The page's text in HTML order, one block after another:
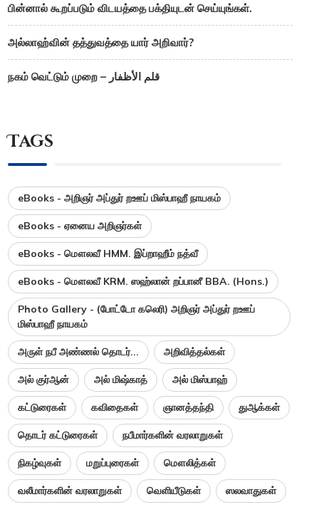
பின்னால் கூறப்படும் விடயத்தை பக்தியுடன் செய்யுங்கள்.
அல்லாஹ்வின் தத்துவத்தை யார் அறிவார்?
நகம் வெட்டும் முறை – قلم الأظفار
Tags
eBooks - அறிஞர் அப்துர் றஊப் மிஸ்பாஹீ நாயகம்
eBooks - ஏனைய அறிஞர்கள்
eBooks - மௌலவீ HMM. இப்றாஹீம் நத்வீ
eBooks - மௌலவீ KRM. ஸஹ்லான் றப்பானீ BBA. (Hons.)
Photo Gallery - (போட்டோ கலெரி) அறிஞர் அப்துர் றஊப்
மிஸ்பாஹீ நாயகம்
அருள் நபீ அண்ணல் தொடர்... அறிவித்தல்கள்
அல் குர்ஆன் அல் மிஷ்காத் அல் மிஸ்பாஹ்
கட்டுரைகள் கவிதைகள் ஞானத்தந்தி துஆக்கள்
தொடர் கட்டுரைகள் நபீமார்களின் வரலாறுகள்
நிகழ்வுகள் மறுப்புரைகள் மௌலித்கள்
வலீமார்களின் வரலாறுகள் வெளியீடுகள் ஸலவாதுகள்